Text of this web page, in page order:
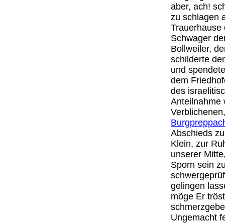
aber, ach!
zu schlagen
Trauerhause
Schwager
Bollweiler,
schilderte
und
dem
des
Anteilnahme
Abschieds
Klein, zur
unserer
Sporn sein
gelingen
möge Er
Ungemacht